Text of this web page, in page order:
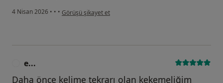
4 Nisan 2026 • • • kullanıcının görüşüne göre s...
Görüşü şikayet et
e...
Daha önce kelime tekrarı olan kekemeliğim